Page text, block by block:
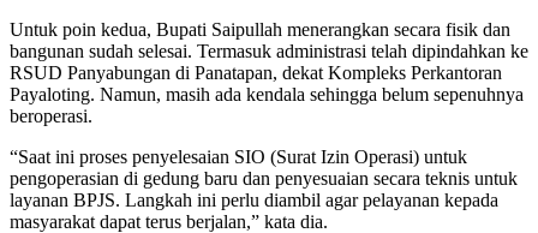
Untuk poin kedua, Bupati Saipullah menerangkan secara fisik dan
bangunan sudah selesai. Termasuk administrasi telah dipindahkan ke
RSUD Panyabungan di Panatapan, dekat Kompleks Perkantoran
Payaloting. Namun, masih ada kendala sehingga belum sepenuhnya
beroperasi.
“Saat ini proses penyelesaian SIO (Surat Izin Operasi) untuk
pengoperasian di gedung baru dan penyesuaian secara teknis untuk
layanan BPJS. Langkah ini perlu diambil agar pelayanan kepada
masyarakat dapat terus berjalan,” kata dia.